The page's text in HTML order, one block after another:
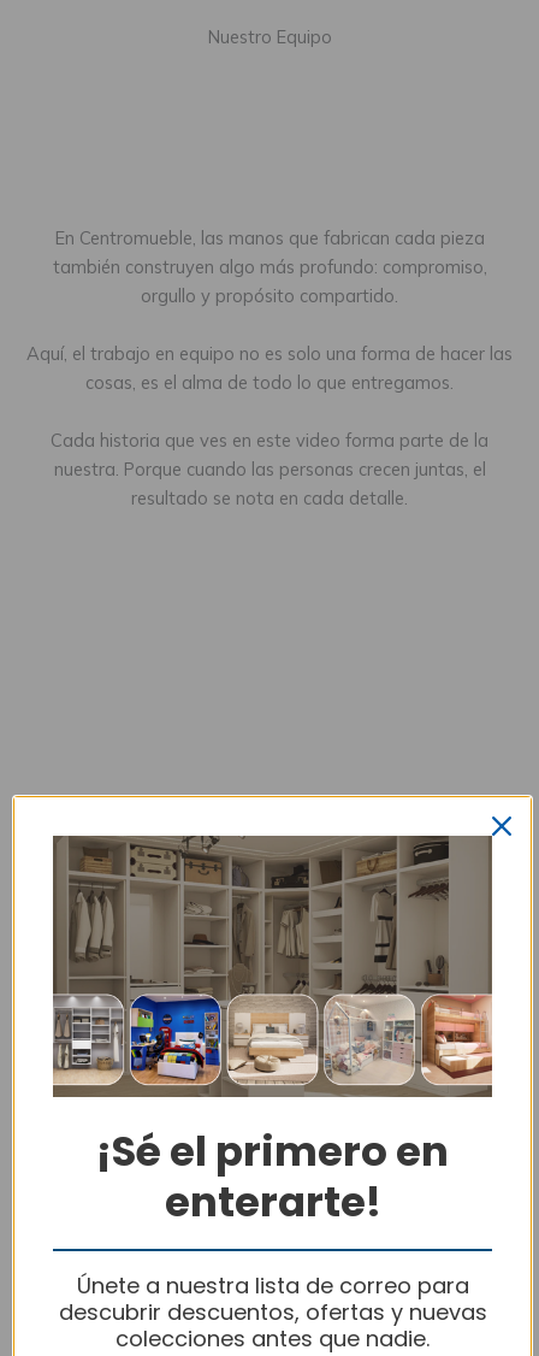
Nuestro Equipo
En Centromueble, las manos que fabrican cada pieza
también construyen algo más profundo: compromiso,
orgullo y propósito compartido.
Aquí, el trabajo en equipo no es solo una forma de hacer las
cosas, es el alma de todo lo que entregamos.
Cada historia que ves en este video forma parte de la
nuestra. Porque cuando las personas crecen juntas, el
resultado se nota en cada detalle.
¡Sé el primero en
enterarte!
Únete a nuestra lista de correo para
descubrir descuentos, ofertas y nuevas
colecciones antes que nadie.